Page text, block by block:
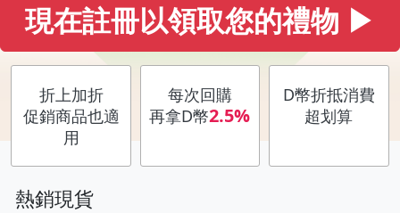
現在註冊以領取您的禮物 ▶
折上加折
促銷商品也適
用
每次回購
再拿D幣2.5%
D幣折抵消費
超划算
熱銷現貨